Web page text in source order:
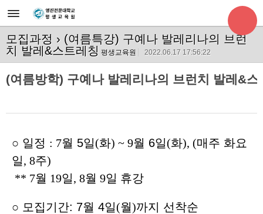
모집과정 › (여름특강) 구예나 발레리나의 브런
치 발레&스트레칭 평생교육원 2022.06.17 17:56:22
(여름방학) 구예나 발레리나의 브런치 발레&
○ 일정 : 7월 5일(화) ~ 9월 6일(화), (매주 화요
일, 8주)
** 7월 19일, 8월 9일 휴강
○ 모집기간: 7월 4일(월)까지 선착순